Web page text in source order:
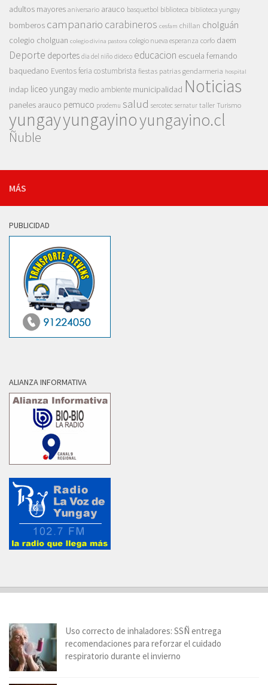
adultos mayores aniversario arauco basquetbol biblioteca biblioteca yungay
bomberos campanario carabineros cesfam chillan cholguán
colegio cholguan colegio divina pastora colegio nueva esperanza corfo daem
Deporte deportes dia del niño dideco educacion escuela fernando
baquedano Eventosferia costumbrista fiestas patrias gendarmeria hospital
indap liceo yungay medio ambiente municipalidad Noticias
paneles arauco pemuco prodemu salud sercotec sernatur taller Turismo
yungayyungayinoyungayino.cl
Ñuble
MÁS
PUBLICIDAD
ALIANZA INFORMATIVA
Uso correcto de inhaladores: SSÑ entrega
recomendaciones para reforzar el cuidado
respiratorio durante el invierno